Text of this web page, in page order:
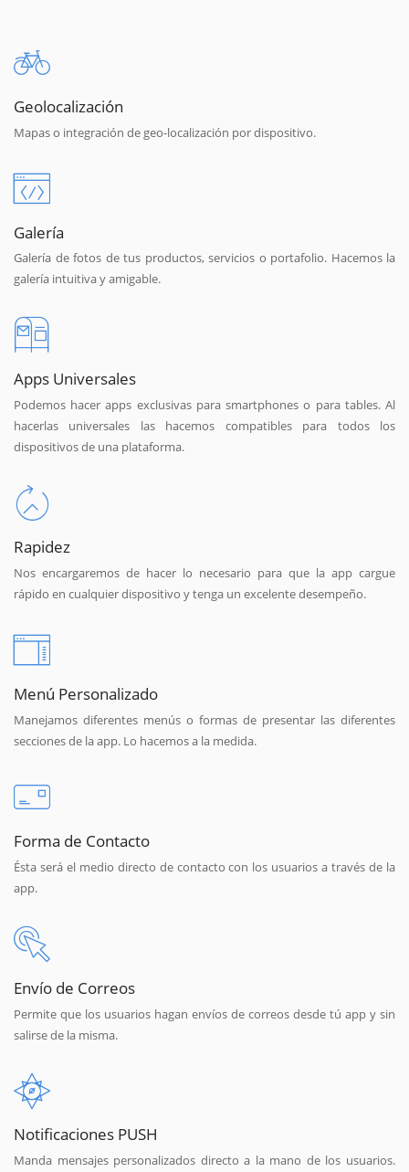
Geolocalización
Mapas o integración de geo-localización por dispositivo.
Galería
Galería de fotos de tus productos, servicios o portafolio. Hacemos la
galería intuitiva y amigable.
Apps Universales
Podemos hacer apps exclusivas para smartphones o para tables. Al
hacerlas universales las hacemos compatibles para todos los
dispositivos de una plataforma.
Rapidez
Nos encargaremos de hacer lo necesario para que la app cargue
rápido en cualquier dispositivo y tenga un excelente desempeño.
Menú Personalizado
Manejamos diferentes menús o formas de presentar las diferentes
secciones de la app. Lo hacemos a la medida.
Forma de Contacto
Ésta será el medio directo de contacto con los usuarios a través de la
app.
Envío de Correos
Permite que los usuarios hagan envíos de correos desde tú app y sin
salirse de la misma.
Notificaciones PUSH
Manda mensajes personalizados directo a la mano de los usuarios.